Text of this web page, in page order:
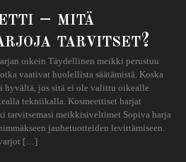
– mitä
tarvitset?
oikein Täydellinen meikki perustuu
vaativat huolellista säätämistä. Koska
hyvältä, jos sitä ei ole valittu oikealle
tekniikalla. Kosmeettiset harjat
tarvitsemasi meikkisiveltimet Sopiva harja
jauhetuotteiden levittämiseen.
varjot […]